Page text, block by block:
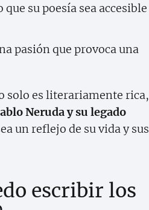
su poesía sea accesible
pasión que provoca una
solo es literariamente rica,
Neruda y su legado
un reflejo de su vida y sus
escribir los